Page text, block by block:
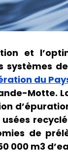
et
systèmes
du
Motte.
de
000 m3